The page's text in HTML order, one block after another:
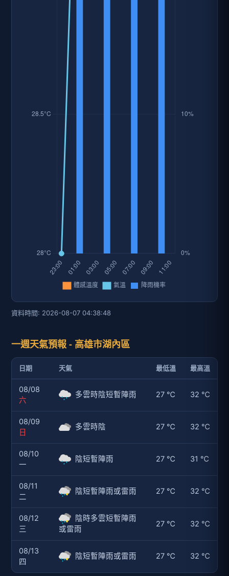
資料時間: 2026-08-07 04:38:48
一週天氣預報 - 高雄市湖內區
日期 天氣 最低溫 最高溫
08/08
六
多雲時陰短暫陣雨 27 ℃ 32 ℃
08/09
日
多雲時陰 27 ℃ 32 ℃
08/10
一
陰短暫陣雨 27 ℃ 31 ℃
08/11
二
陰短暫陣雨或雷雨 27 ℃ 32 ℃
08/12
三
陰時多雲短暫陣雨
或雷雨
27 ℃ 32 ℃
08/13
四
陰短暫陣雨或雷雨 27 ℃ 32 ℃